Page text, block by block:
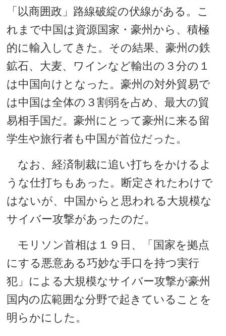
「以商囲政」路線破綻の伏線がある。こ
れまで中国は資源国家・豪州から、積極
的に輸入してきた。その結果、豪州の鉄
鉱石、大麦、ワインなど輸出の３分の１
は中国向けとなった。豪州の対外貿易で
は中国は全体の３割弱を占め、最大の貿
易相手国だ。豪州にとって豪州に来る留
学生や旅行者も中国が首位だった。
なお、経済制裁に追い打ちをかけるよ
うな仕打ちもあった。断定されたわけで
はないが、中国からと思われる大規模な
サイバー攻撃があったのだ。
モリソン首相は１９日、「国家を拠点
にする悪意ある巧妙な手口を持つ実行
犯」による大規模なサイバー攻撃が豪州
国内の広範囲な分野で起きていることを
明らかにした。